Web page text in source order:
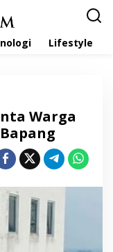
Lifestyle
Warga